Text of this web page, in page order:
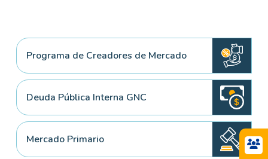
Programa de Creadores de Mercado
Deuda Pública Interna GNC
Mercado Primario